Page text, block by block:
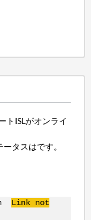
トISLがオンライ
タスはです。
Link not